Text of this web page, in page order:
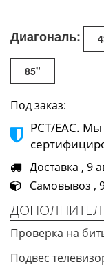
Диагональ:
85"
Под заказ:
РСТ/ЕАС. Мы
Доставка , 9
Самовывоз ,
Проверка на
Подвес